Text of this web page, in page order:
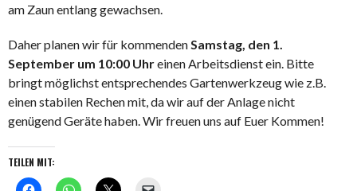
am Zaun entlang gewachsen.
Daher planen wir für kommenden Samstag, den 1.
September um 10:00 Uhreinen Arbeitsdienst ein. Bitte
bringt möglichst entsprechendes Gartenwerkzeug wie z.B.
einen stabilen Rechen mit, da wir auf der Anlage nicht
genügend Geräte haben. Wir freuen uns auf Euer Kommen!
TEILEN MIT: